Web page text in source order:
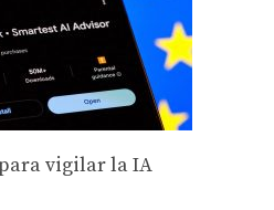
vigilar la IA